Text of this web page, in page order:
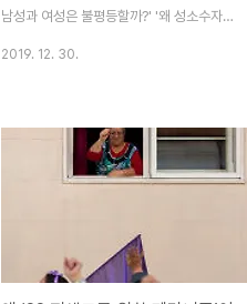
남성과 여성은 불평등할까?' '왜 성소수자들
사람들로부터 나왔다. 그 대답은 언제나 전
쟁, 불평등, 성폭력은 자연질서의 일부분이라
드, 유발 하리리의 인기있는 책들도 더 현대
적인 방식으로 같은 주장을 하고 있다. 남성
의 공격성은 인간본성의 불가피한 일부라는
2019. 12. 30.